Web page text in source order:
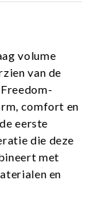
volume
van de
comfort en
eerste
die deze
met
en